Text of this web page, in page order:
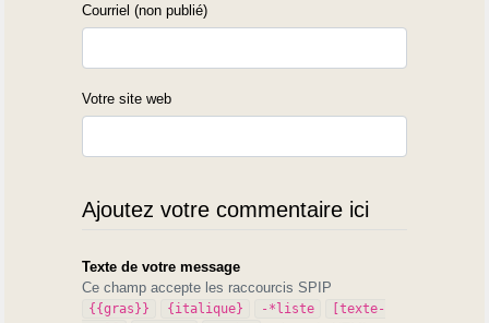
Courriel (non publié)
Votre site web
Ajoutez votre commentaire ici
Texte de votre message
Ce champ accepte les raccourcis SPIP
{{gras}} {italique} -*liste
[texte-